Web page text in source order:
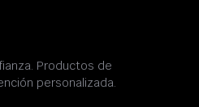
Productos de
personalizada.